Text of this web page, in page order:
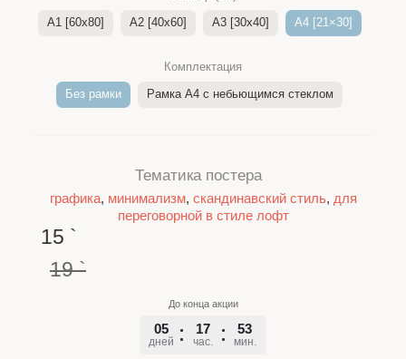
A1 [60x80]
A2 [40x60] A3 [30x40] A4 [21×30]
Комплектация
Без рамки
Рамка A4 c небьющимся стеклом
Тематика постера
графика, минимализм, скандинавский стиль, для
переговорной в стиле лофт
15 `
19`
До конца акции
05
дней
17
час.
53
мин.